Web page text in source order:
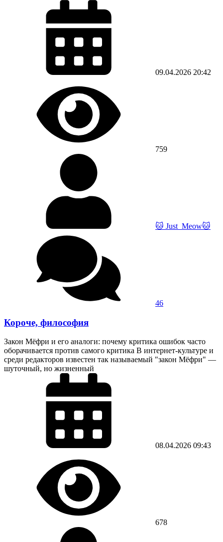
09.04.2026 20:42
759
🐱 Just_Meow🐱
46
Короче, философия
Закон Мёфри и его аналоги: почему критика ошибок часто
оборачивается против самого критика В интернет-культуре и
среди редакторов известен так называемый "закон Мёфри" —
шуточный, но жизненный
08.04.2026 09:43
678